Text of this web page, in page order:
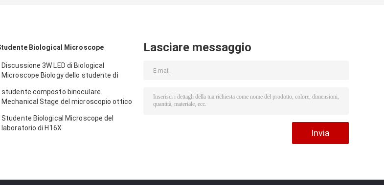
Biological Microscope
Discussione 3W LED di Biological
Microscope Biology dello studente di
studente composto binoculare
Mechanical Stage del microscopio ottico
Studente Biological Microscope del
laboratorio di H16X
Lasciare messaggio